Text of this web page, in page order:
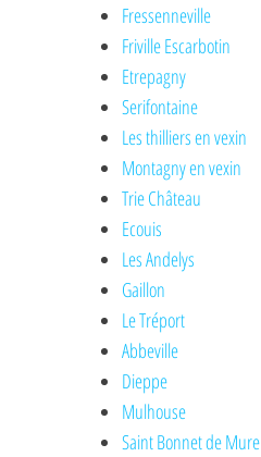
Fressenneville
Friville Escarbotin
Etrepagny
Serifontaine
Les thilliers en vexin
Montagny en vexin
Trie Château
Ecouis
Les Andelys
Gaillon
Le Tréport
Abbeville
Dieppe
Mulhouse
Saint Bonnet de Mure